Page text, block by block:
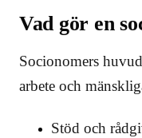
Vad gör en
Socionomers
arbete och
Stöd och